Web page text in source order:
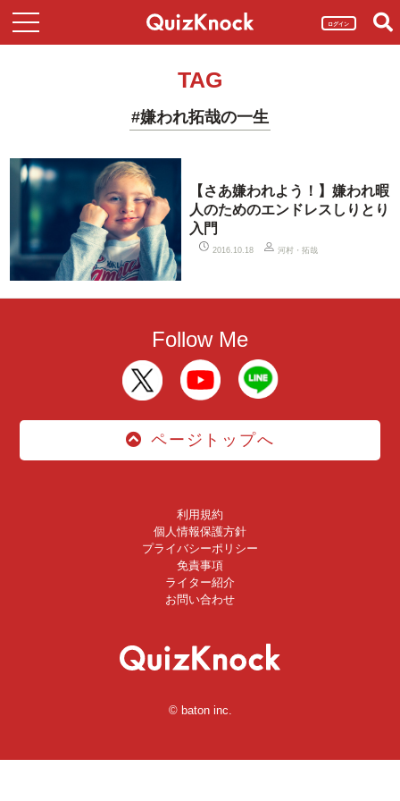
ログイン
TAG
#嫌われ拓哉の一生
【さあ嫌われよう！】嫌われ暇
人のためのエンドレスしりとり
入門
2016.10.18 河村・拓哉
Follow Me
ページトップへ
利用規約
個人情報保護方針
プライバシーポリシー
免責事項
ライター紹介
お問い合わせ
© baton inc.